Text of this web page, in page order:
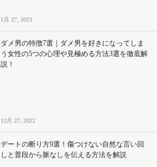
1月 27, 2023
ダメ男の特徴7選｜ダメ男を好きになってしま
う女性の5つの心理や見極める方法3選を徹底解
説！
12月 27, 2022
デートの断り方9選！傷つけない自然な言い回
しと普段から脈なしを伝える方法を解説